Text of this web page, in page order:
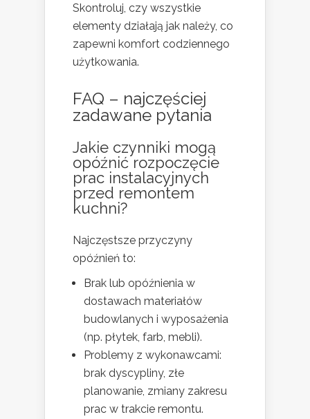
Skontroluj, czy wszystkie
elementy działają jak należy, co
zapewni komfort codziennego
użytkowania.
FAQ – najczęściej
zadawane pytania
Jakie czynniki mogą
opóźnić rozpoczęcie
prac instalacyjnych
przed remontem
kuchni?
Najczęstsze przyczyny
opóźnień to:
Brak lub opóźnienia w
dostawach materiałów
budowlanych i wyposażenia
(np. płytek, farb, mebli).
Problemy z wykonawcami:
brak dyscypliny, złe
planowanie, zmiany zakresu
prac w trakcie remontu.